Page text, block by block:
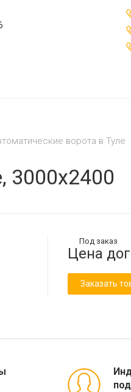
ворота в Туле
3000х2400
Под заказ
Цена
Заказать